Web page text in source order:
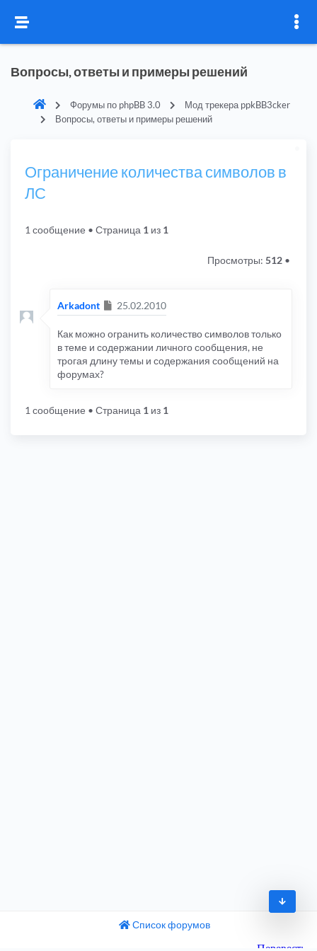
Вопросы, ответы и примеры решений
Форумы по phpBB 3.0
Мод трекера ppkBB3cker
Вопросы, ответы и примеры решений
Ограничение количества символов в
ЛС
1 сообщение • Страница 1 из 1
Просмотры: 512 •
Arkadont Сообщение
25.02.2010
Как можно огранить количество символов только
в теме и содержании личного сообщения, не
трогая длину темы и содержания сообщений на
форумах?
1 сообщение • Страница 1 из 1
Список форумов